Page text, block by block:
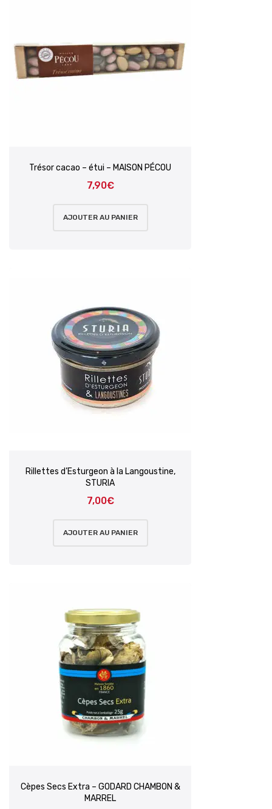
Trésor cacao – étui – MAISON PÉCOU
7,90€
AJOUTER AU PANIER
Rillettes d’Esturgeon à la Langoustine,
STURIA
7,00€
AJOUTER AU PANIER
Cèpes Secs Extra – GODARD CHAMBON &
MARREL